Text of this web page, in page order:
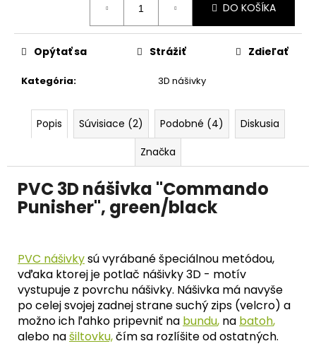
DO KOŠÍKA
Kategória: 3D nášivky
Opýtať sa Strážiť Zdieľať
Popis Súvisiace (2) Podobné (4)
Diskusia
Značka
PVC 3D nášivka "Commando
Punisher", green/black
PVC nášivkysú vyrábané špeciálnou metódou,
vďaka ktorej je potlač nášivky 3D - motív
vystupuje z povrchu nášivky. Nášivka má navyše
po celej svojej zadnej strane suchý zips (velcro) a
možno ich ľahko pripevniť na bundu, na batoh,
alebo našiltovku,čím sa rozlíšite od ostatných.
o
ú
č